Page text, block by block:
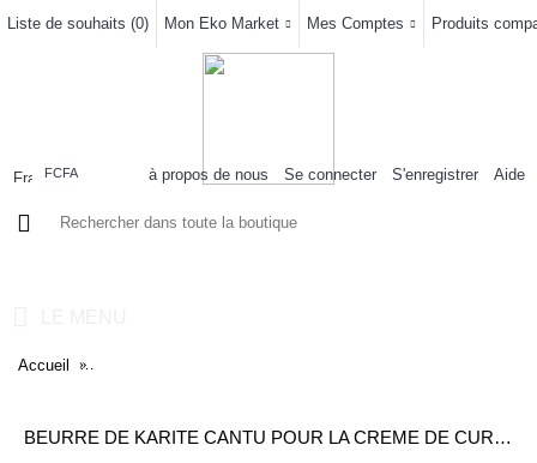
Liste de souhaits (0) Mon Eko Market Mes Comptes Produits
FCFA à propos de nous Se connecter S'enregistrer Aide
Accueil Beurre de karite Cantu pour la creme de curling de cheveux
BEURRE DE KARITE CANTU POUR LA CREME DE CURLING DE CHEVEUX NATURELS, 12 ONCES